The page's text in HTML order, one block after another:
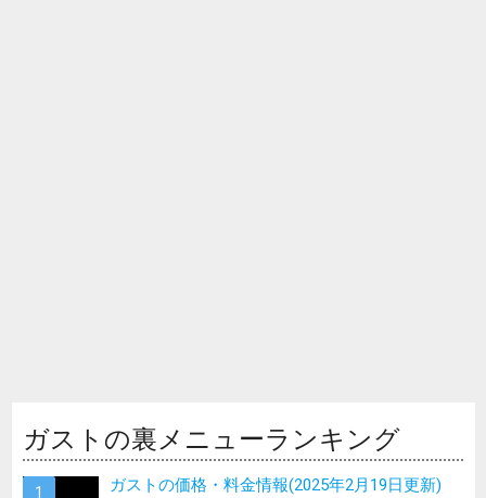
ガストの裏メニューランキング
ガストの価格・料金情報(2025年2月19日更新)